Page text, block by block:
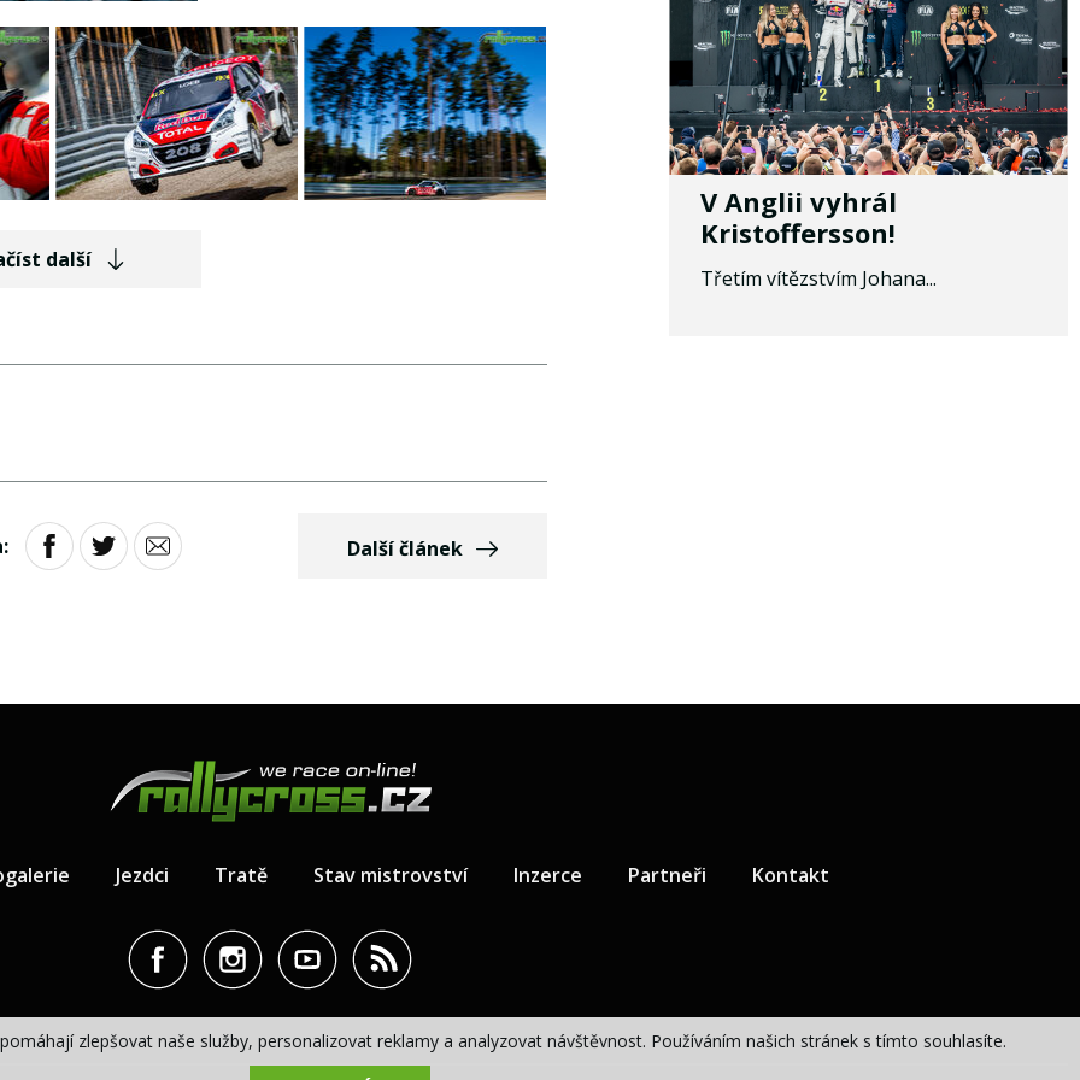
zlepšovat naše služby, personalizovat reklamy a analyzovat návštěvnost. Používáním našich stránek s tímto souhlasíte.
další
Další článek
V Anglii vyhrál
Kristoffersson!
Třetím vítězstvím Johana...
Jezdci Tratě Stav mistrovství Inzerce Partneři Kontakt